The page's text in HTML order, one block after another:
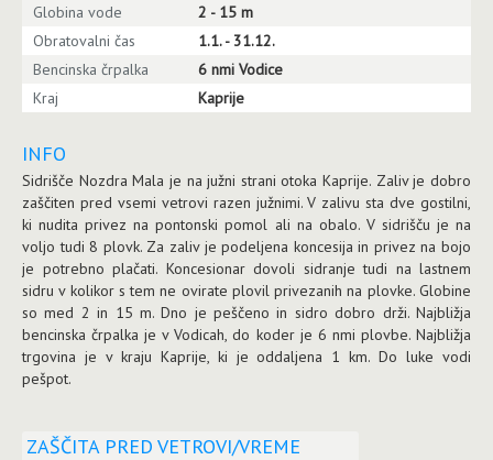
Globina vode
2 - 15 m
Obratovalni čas
1.1. - 31.12.
Bencinska črpalka
6 nmi Vodice
Kraj
Kaprije
INFO
Sidrišče Nozdra Mala je na južni strani otoka Kaprije. Zaliv je dobro
zaščiten pred vsemi vetrovi razen južnimi. V zalivu sta dve gostilni,
ki nudita privez na pontonski pomol ali na obalo. V sidrišču je na
voljo tudi 8 plovk. Za zaliv je podeljena koncesija in privez na bojo
je potrebno plačati. Koncesionar dovoli sidranje tudi na lastnem
sidru v kolikor s tem ne ovirate plovil privezanih na plovke. Globine
so med 2 in 15 m. Dno je peščeno in sidro dobro drži. Najbližja
bencinska črpalka je v Vodicah, do koder je 6 nmi plovbe. Najbližja
trgovina je v kraju Kaprije, ki je oddaljena 1 km. Do luke vodi
pešpot.
ZAŠČITA PRED VETROVI/VREME